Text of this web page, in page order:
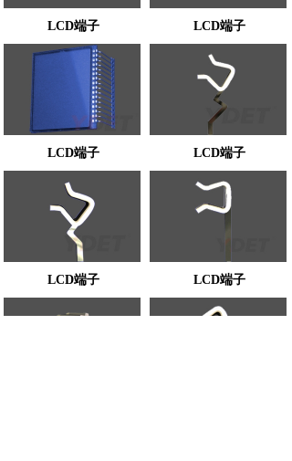
LCD端子 LCD端子
LCD端子 LCD端子
LCD端子 LCD端子